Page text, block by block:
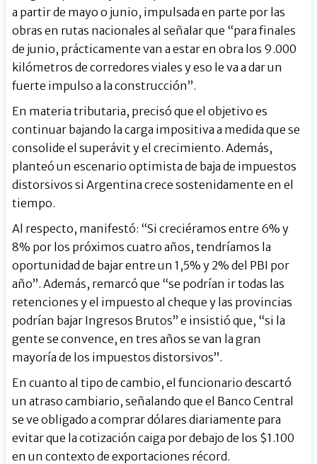
a partir de mayo o junio, impulsada en parte por las
obras en rutas nacionales al señalar que “para finales
de junio, prácticamente van a estar en obra los 9.000
kilómetros de corredores viales y eso le va a dar un
fuerte impulso a la construcción”.
En materia tributaria, precisó que el objetivo es
continuar bajando la carga impositiva a medida que se
consolide el superávit y el crecimiento. Además,
planteó un escenario optimista de baja de impuestos
distorsivos si Argentina crece sostenidamente en el
tiempo.
Al respecto, manifestó: “Si creciéramos entre 6% y
8% por los próximos cuatro años, tendríamos la
oportunidad de bajar entre un 1,5% y 2% del PBI por
año”. Además, remarcó que “se podrían ir todas las
retenciones y el impuesto al cheque y las provincias
podrían bajar Ingresos Brutos” e insistió que, “si la
gente se convence, en tres años se van la gran
mayoría de los impuestos distorsivos”.
En cuanto al tipo de cambio, el funcionario descartó
un atraso cambiario, señalando que el Banco Central
se ve obligado a comprar dólares diariamente para
evitar que la cotización caiga por debajo de los $1.100
en un contexto de exportaciones récord.